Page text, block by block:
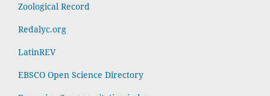
Zoological Record
Redalyc.org
LatinREV
EBSCO Open Science Directory